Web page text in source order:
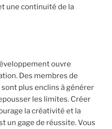
une continuité de la
ouvre
Des membres de
plus enclins à générer
les limites. Créer
la créativité et la
un gage de réussite. Vous